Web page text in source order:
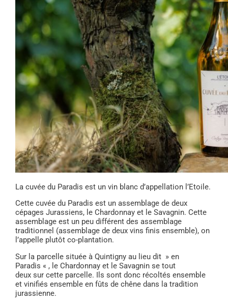
La cuvée du Paradis est un vin blanc d’appellation l’Etoile.
Cette cuvée du Paradis est un assemblage de deux
cépages Jurassiens, le Chardonnay et le Savagnin. Cette
assemblage est un peu différent des assemblage
traditionnel (assemblage de deux vins finis ensemble), on
l’appelle plutôt co-plantation.
Sur la parcelle située à Quintigny au lieu dit » en
Paradis « , le Chardonnay et le Savagnin se tout
deux sur cette parcelle. Ils sont donc récoltés ensemble
et vinifiés ensemble en fûts de chêne dans la tradition
jurassienne.